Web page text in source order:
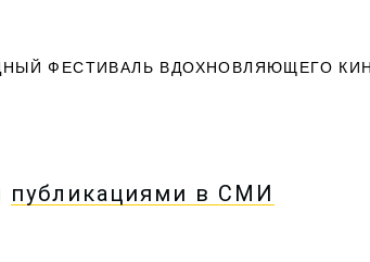
ФЕСТИВАЛЬ ВДОХНОВЛЯЮЩЕГО
публикациями в СМИ